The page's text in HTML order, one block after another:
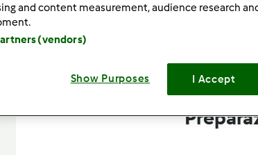
and content measurement, audience research
(vendors)
Show Purposes I Accept